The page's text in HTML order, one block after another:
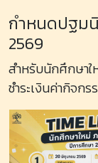
กำหนดปฐม
2569
สำหรับนักศึกษา
ชำระเงินค่ากิจก